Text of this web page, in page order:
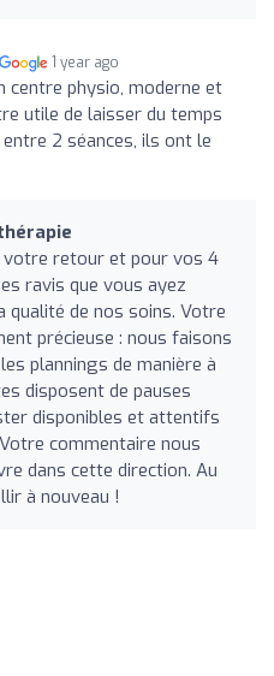
1 year ago
centre physio, moderne et
utile de laisser du temps
2 séances, ils ont le
votre retour et pour vos 4
ravis que vous ayez
qualité de nos soins. Votre
précieuse : nous faisons
plannings de manière à
disposent de pauses
disponibles et attentifs
commentaire nous
dans cette direction. Au
à nouveau !